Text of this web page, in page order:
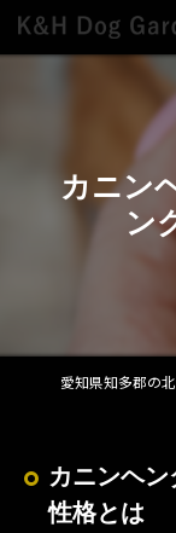
カニン
ン
カニンヘ
性格とは